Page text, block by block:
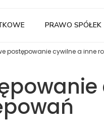
PRAWO SPÓŁEK
postępowanie cywilne a inne